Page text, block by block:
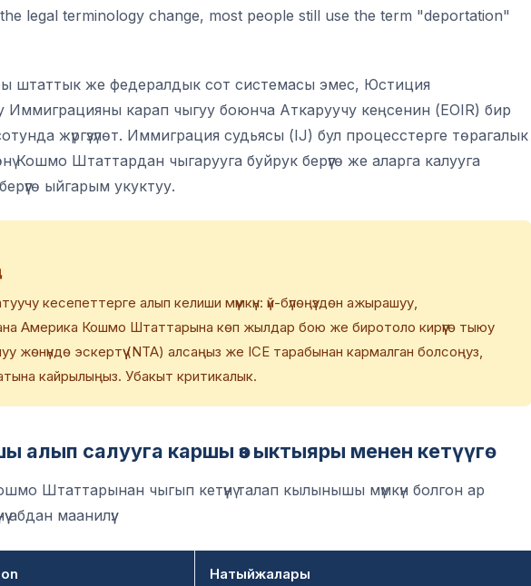
legal terminology change, most people still use the term "deportation"
штаттык же федералдык сот системасы эмес, Юстиция
Иммиграцияны карап чыгуу боюнча Аткаруучу кеңсенин (EOIR) бир
жүргүзүлөт. Иммиграция судьясы (IJ) бул процесстерге төрагалык
Кошмо Штаттардан чыгарууга буйрук берүүгө же аларга калууга
ыйгарым укуктуу.
кесепеттерге алып келиши мүмкүн: үй-бүлөңүздөн ажырашуу,
Америка Кошмо Штаттарына көп жылдар бою же биротоло кирүүгө тыюу
жөнүндө эскертүү (NTA) алсаңыз же ICE тарабынан кармалган болсоңуз,
кайрылыңыз. Убакыт критикалык.
алып салууга каршы өз ыктыяры менен кетүүгө
Штаттарынан чыгып кетүүнү талап кылынышы мүмкүн болгон ар
абдан маанилүү:
Натыйжалары